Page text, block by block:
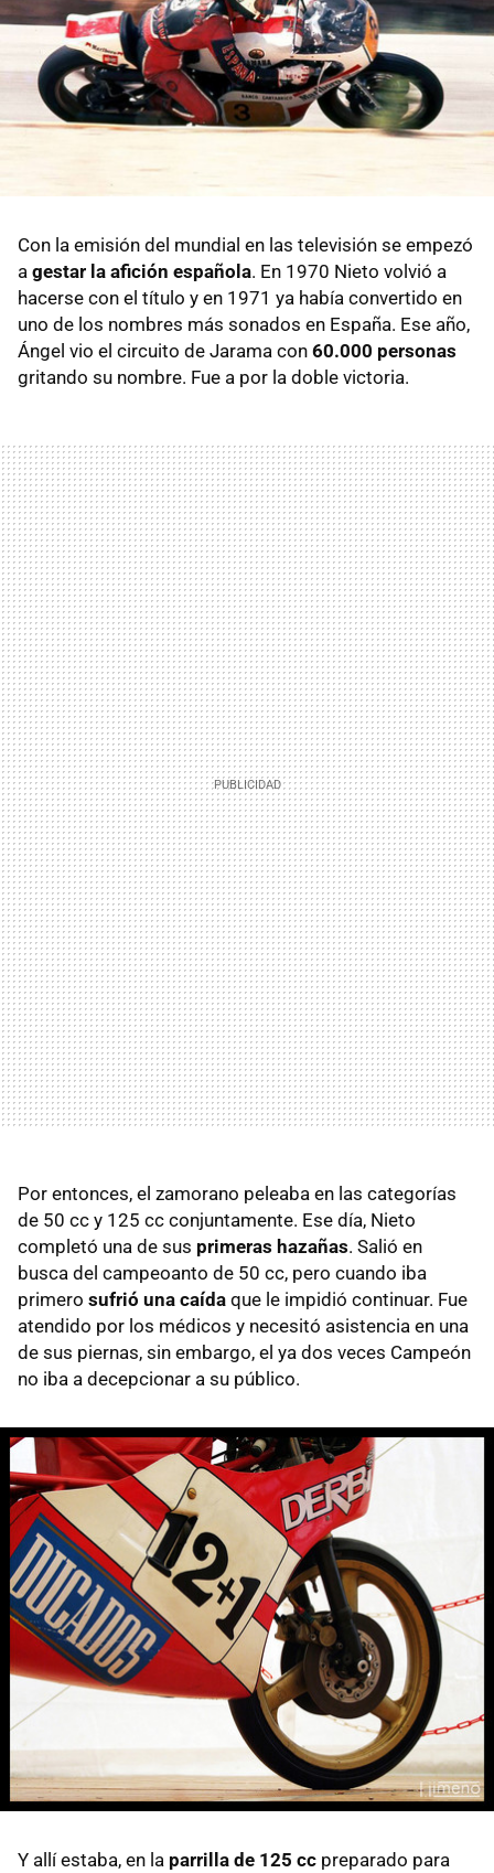
Con la emisión del mundial en las televisión se empezó
a gestar la afición española. En 1970 Nieto volvió a
hacerse con el título y en 1971 ya había convertido en
uno de los nombres más sonados en España. Ese año,
Ángel vio el circuito de Jarama con 60.000 personas
gritando su nombre. Fue a por la doble victoria.
Por entonces, el zamorano peleaba en las categorías
de 50 cc y 125 cc conjuntamente. Ese día, Nieto
completó una de sus primeras hazañas. Salió en
busca del campeoanto de 50 cc, pero cuando iba
primero sufrió una caída que le impidió continuar. Fue
atendido por los médicos y necesitó asistencia en una
de sus piernas, sin embargo, el ya dos veces Campeón
no iba a decepcionar a su público.
Y allí estaba, en la parrilla de 125 cc preparado para